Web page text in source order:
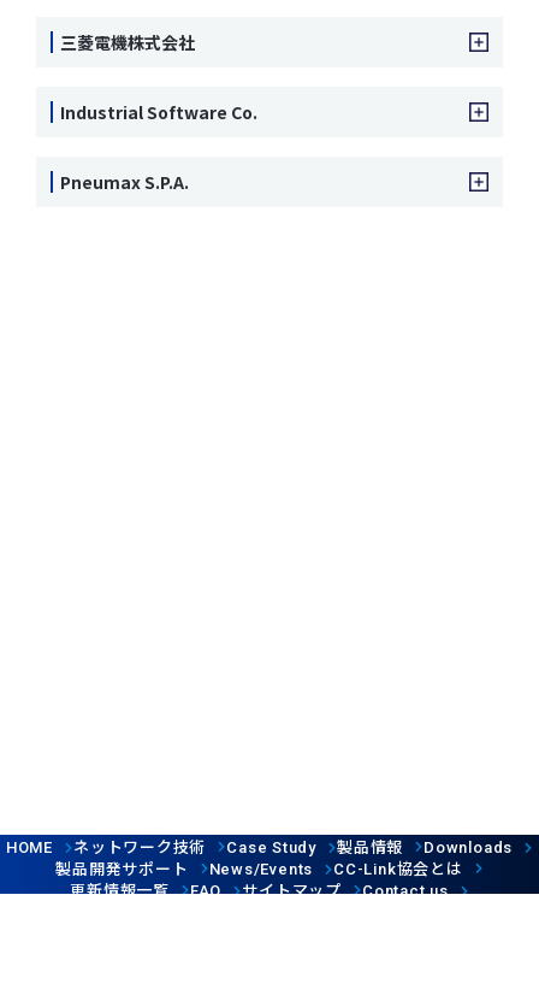
三菱電機株式会社
Industrial Software Co.
Pneumax S.P.A.
HOME ネットワーク技術 Case Study 製品情報 Downloads
製品開発サポート News/Events CC-Link協会とは
更新情報一覧
FAQ サイトマップ Contact us